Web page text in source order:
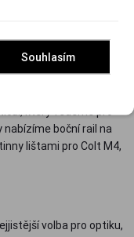
se šroubují krátké
provedení. Pistole
který vedeme pro
nabízíme boční rail na
lištami pro Colt M4,
volba pro optiku,
Souhlasím